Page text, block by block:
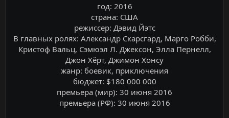
год: 2016
страна: США
режиссер: Дэвид Йэтс
В главных ролях: Александр Скарсгард, Марго Робби,
Кристоф Вальц, Сэмюэл Л. Джексон, Элла Пернелл,
Джон Хёрт, Джимон Хонсу
жанр: боевик, приключения
бюджет: $180 000 000
премьера (мир): 30 июня 2016
премьера (РФ): 30 июня 2016